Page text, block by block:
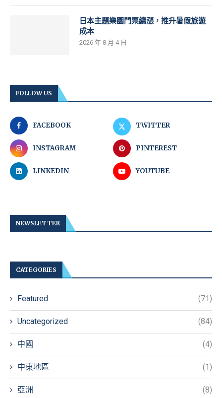
日本主題樂園門票續漲，推升暑假旅遊
成本
2026 年 8 月 4 日
FOLLOW US
FACEBOOK TWITTER
INSTAGRAM PINTEREST
LINKEDIN YOUTUBE
NEWSLETTER
CATEGORIES
Featured (71)
Uncategorized (84)
中國 (4)
中東地區 (1)
亞洲 (8)